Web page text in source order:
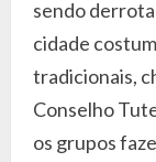
sendo
cidade
tradicionais,
Conselho
os grupos